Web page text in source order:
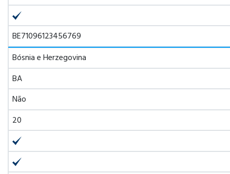
BE71096123456769
Bósnia e Herzegovina
BA
Não
20